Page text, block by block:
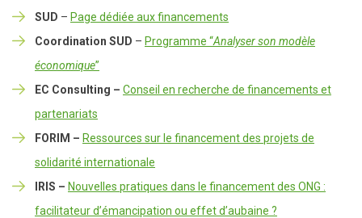
SUD – Page dédiée aux financements
Coordination SUD – Programme “Analyser son modèle
économique”
EC Consulting – Conseil en recherche de financements et
partenariats
FORIM – Ressources sur le financement des projets de
solidarité internationale
IRIS – Nouvelles pratiques dans le financement des ONG :
facilitateur d’émancipation ou effet d’aubaine ?